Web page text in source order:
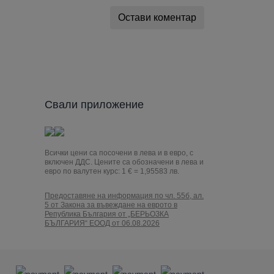
Остави коментар
Свали приложение
Всички цени са посочени в лева и в евро, с
включен ДДС. Цените са обозначени в лева и
евро по валутен курс: 1 € = 1,95583 лв.
Предоставяне на информация по чл. 55б, ал.
5 от Закона за въвеждане на еврото в
Република България от „БЕРЬОЗКА
БЪЛГАРИЯ“ ЕООД от 06.08.2026